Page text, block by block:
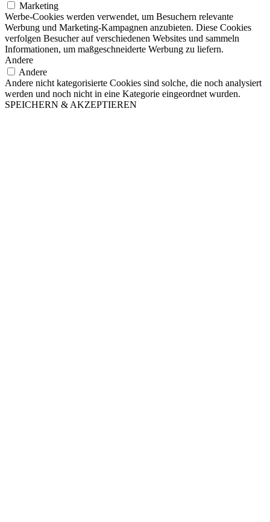
Marketing
Werbe-Cookies werden verwendet, um Besuchern relevante
Werbung und Marketing-Kampagnen anzubieten. Diese Cookies
verfolgen Besucher auf verschiedenen Websites und sammeln
Informationen, um maßgeschneiderte Werbung zu liefern.
Andere
Andere
Andere nicht kategorisierte Cookies sind solche, die noch analysiert
werden und noch nicht in eine Kategorie eingeordnet wurden.
SPEICHERN & AKZEPTIEREN